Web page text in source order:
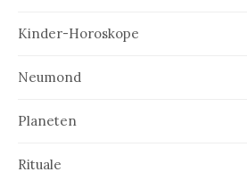
Kinder-Horoskope
Neumond
Planeten
Rituale